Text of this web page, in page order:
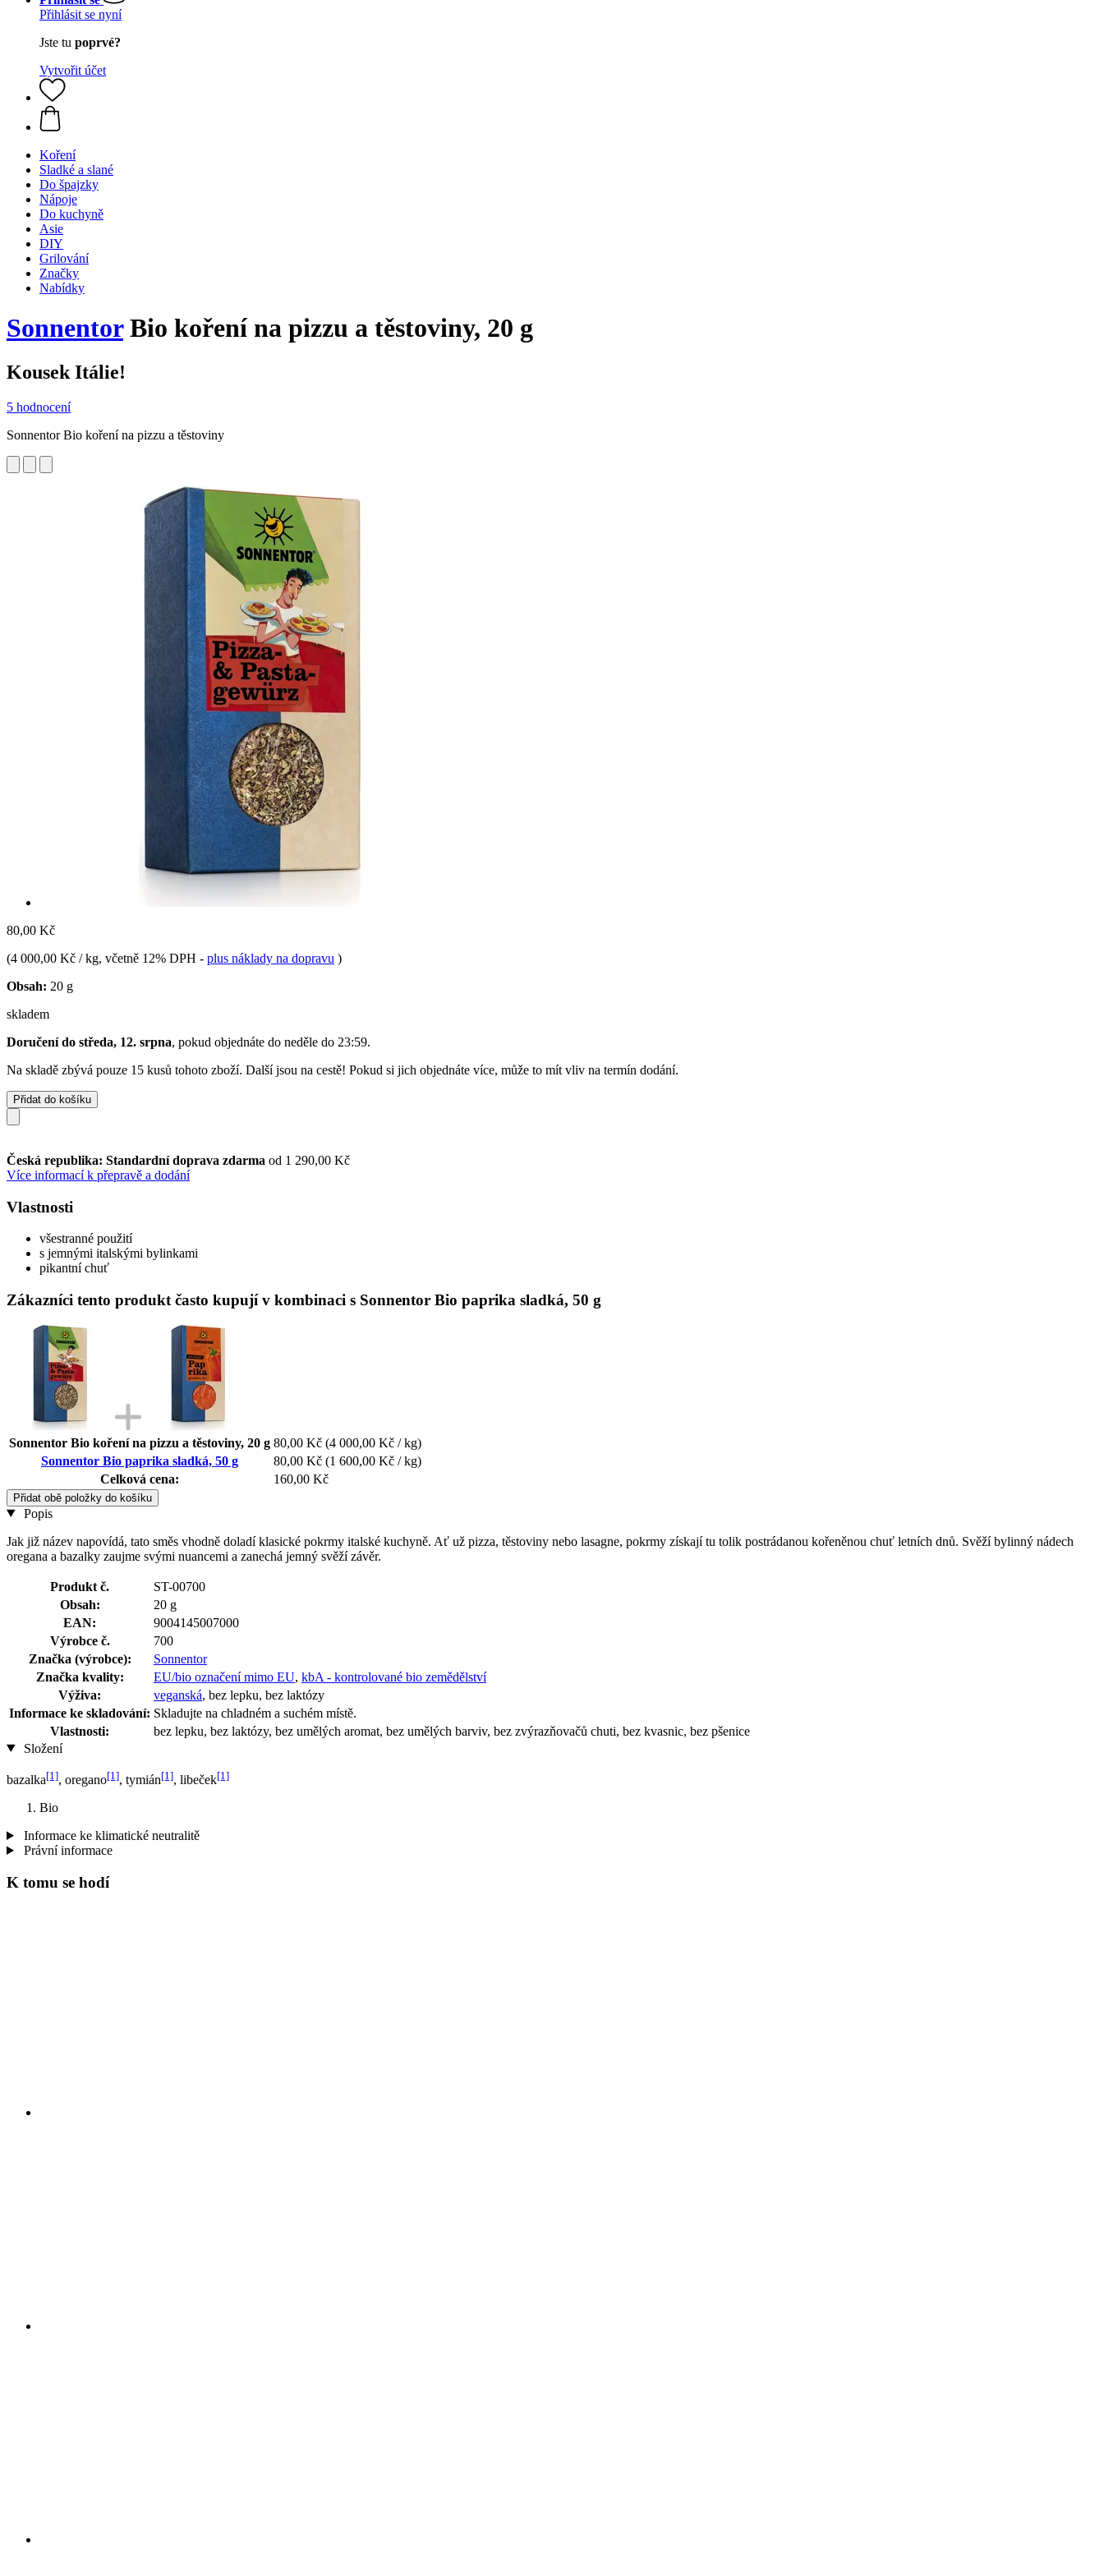
Přihlásit se nyní
Jste tu poprvé?
Vytvořit účet
Koření
Sladké a slané
Do špajzky
Nápoje
Do kuchyně
Asie
DIY
Grilování
Značky
Nabídky
SonnentorBio koření na pizzu a těstoviny, 20 g
Kousek Itálie!
5 hodnocení
Sonnentor Bio koření na pizzu a těstoviny
80,00 Kč
(4 000,00 Kč / kg, včetně 12% DPH - plus náklady na dopravu )
Obsah: 20 g
skladem
Doručení do středa, 12. srpna, pokud objednáte do neděle do 23:59.
Na skladě zbývá pouze 15 kusů tohoto zboží. Další jsou na cestě! Pokud si jich objednáte více, může to mít vliv na termín dodání.
Přidat do košíku
Česká republika: Standardní doprava zdarma od 1 290,00 Kč
Více informací k přepravě a dodání
Vlastnosti
všestranné použití
s jemnými italskými bylinkami
pikantní chuť
Zákazníci tento produkt často kupují v kombinaci s Sonnentor Bio paprika sladká, 50 g
Sonnentor Bio koření na pizzu a těstoviny, 20 g 80,00 Kč (4 000,00 Kč / kg)
Sonnentor Bio paprika sladká, 50 g
80,00 Kč (1 600,00 Kč / kg)
Celková cena:
160,00 Kč
Přidat obě položky do košíku
Popis
Jak již název napovídá, tato směs vhodně doladí klasické pokrmy italské kuchyně. Ať už pizza, těstoviny nebo lasagne, pokrmy získají tu tolik postrádanou kořeněnou chuť letních dnů. Svěží bylinný nádech
oregana a bazalky zaujme svými nuancemi a zanechá jemný svěží závěr.
Produkt č.
ST-00700
Obsah:
20 g
EAN:
9004145007000
Výrobce č.
700
Značka (výrobce):
Sonnentor
Značka kvality:
EU/bio označení mimo EU, kbA - kontrolované bio zemědělství
Výživa:
veganská, bez lepku, bez laktózy
Informace ke skladování: Skladujte na chladném a suchém místě.
Vlastnosti:
bez lepku, bez laktózy, bez umělých aromat, bez umělých barviv, bez zvýrazňovačů chuti, bez kvasnic, bez pšenice
Složení
bazalka[1], oregano[1], tymián[1], libeček[1]
Bio
Informace ke klimatické neutralitě
Právní informace
K tomu se hodí